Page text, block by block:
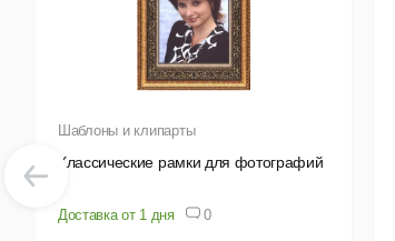
Шаблоны и клипарты
Классические рамки для фотографий
Доставка от 1 дня 0